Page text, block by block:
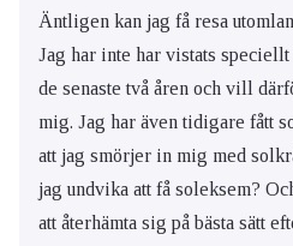
Äntligen kan jag få resa
Jag har inte har vistats
de senaste två åren och vill
mig. Jag har även tidigare fått
att jag smörjer in mig med
jag undvika att få soleksem?
att återhämta sig på bästa sätt